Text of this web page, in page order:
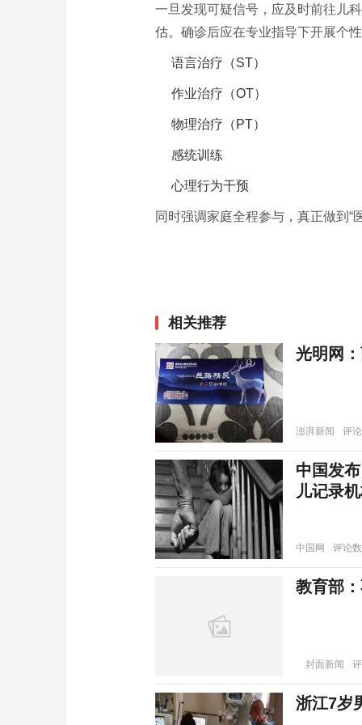
一旦发现可疑信号，应及时前往儿
估。确诊后应在专业指导下开展个
语言治疗（ST）
作业治疗（OT）
物理治疗（PT）
感统训练
心理行为干预
同时强调家庭全程参与，真正做到“
相关推荐
光明网
澎湃新闻 评
中国发
儿记录
中国网 评论
教育部
封面新闻
浙江7岁